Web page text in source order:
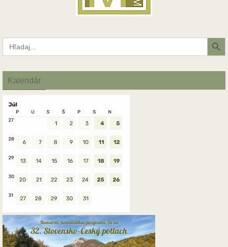
Search
for:
Search Button
Kalendár